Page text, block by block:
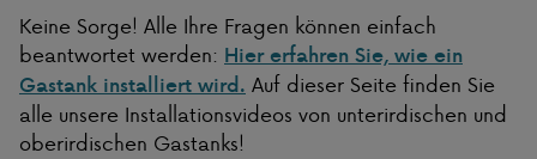
Keine Sorge! Alle Ihre Fragen können einfach
beantwortet werden: Hier erfahren Sie, wie ein
Gastank installiert wird. Auf dieser Seite finden Sie
alle unsere Installationsvideos von unterirdischen und
oberirdischen Gastanks!